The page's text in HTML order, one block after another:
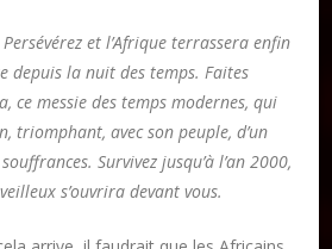
et l’Afrique terrassera enfin
depuis la nuit des temps. Faites
ce messie des temps modernes, qui
triomphant, avec son peuple, d’un
Survivez jusqu’à l’an 2000,
s’ouvrira devant vous.